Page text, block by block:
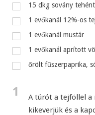
15 dkg sovány
1 evőkanál 12%-os
1 evőkanál mustár
1 evőkanál aprított
őrölt fűszerpaprika,
1
A túrót a tejföllel a
kikeverjük és a